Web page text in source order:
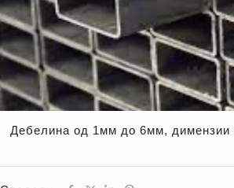
Дебелина од 1мм до 6мм,